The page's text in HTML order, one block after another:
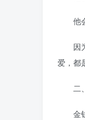
他会
因为
爱，都
二
金钱